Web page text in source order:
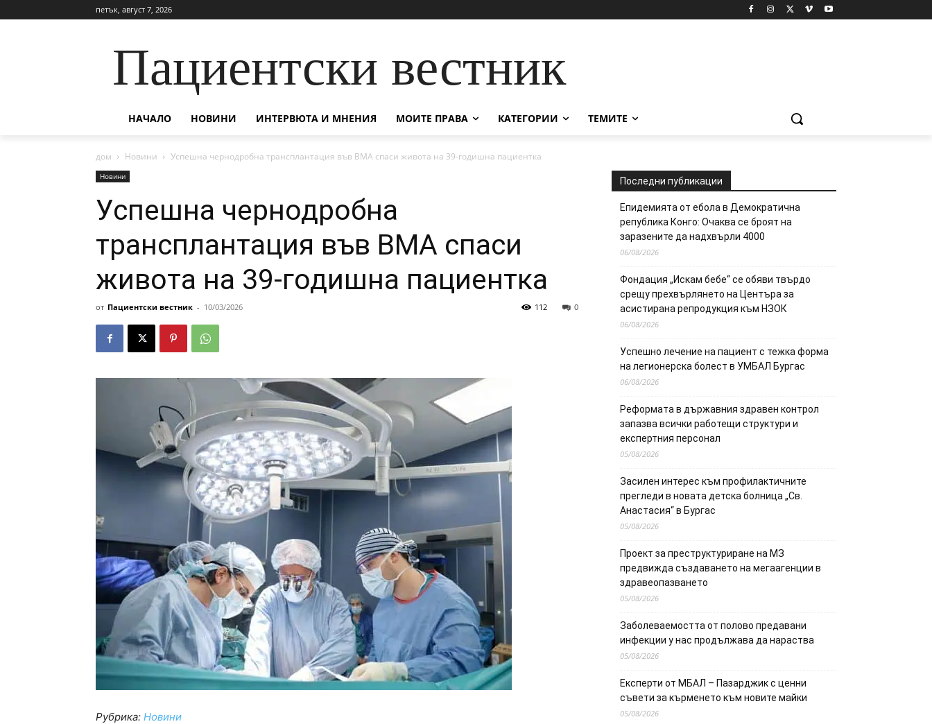
петък, август 7, 2026
Пациентски вестник
НАЧАЛО НОВИНИ ИНТЕРВЮТА И МНЕНИЯ МОИТЕ ПРАВА КАТЕГОРИИ ТЕМИТЕ
дом Новини Успешна чернодробна трансплантация във ВМА спаси живота на 39-годишна пациентка
Новини
Успешна чернодробна
трансплантация във ВМА спаси
живота на 39-годишна пациентка
от Пациентски вестник - 10/03/2026 0
112
Рубрика: Новини
Последни публикации
Епидемията от ебола в Демократична
република Конго: Очаква се броят на
заразените да надхвърли 4000
06/08/2026
Фондация „Искам бебе“ се обяви твърдо
срещу прехвърлянето на Центъра за
асистирана репродукция към НЗОК
06/08/2026
Успешно лечение на пациент с тежка форма
на легионерска болест в УМБАЛ Бургас
06/08/2026
Реформата в държавния здравен контрол
запазва всички работещи структури и
експертния персонал
05/08/2026
Засилен интерес към профилактичните
прегледи в новата детска болница „Св.
Анастасия“ в Бургас
05/08/2026
Проект за преструктуриране на МЗ
предвижда създаването на мегаагенции в
здравеопазването
05/08/2026
Заболеваемостта от полово предавани
инфекции у нас продължава да нараства
05/08/2026
Експерти от МБАЛ – Пазарджик с ценни
съвети за кърменето към новите майки
05/08/2026